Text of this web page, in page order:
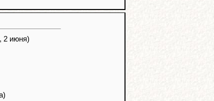
2 июня)